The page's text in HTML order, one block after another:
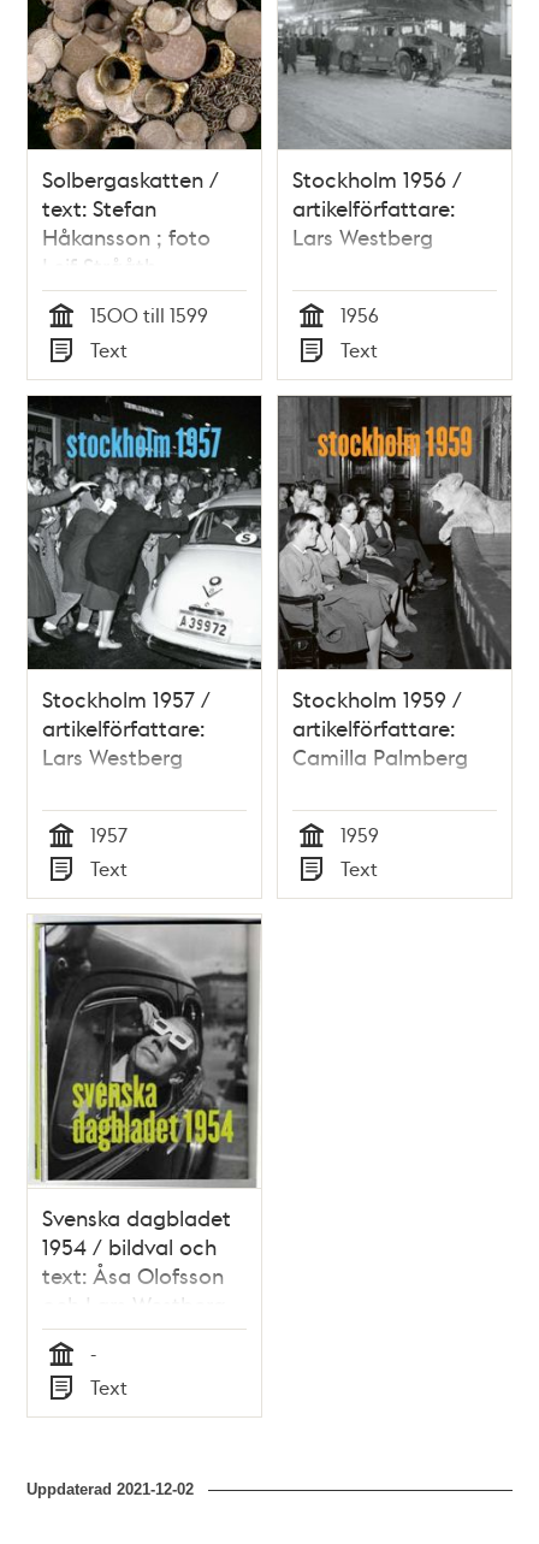
Solbergaskatten /
text: Stefan
Håkansson ; foto
Leif Strååth
Tid
1500 till 1599
Typ
Text
Stockholm 1956 /
artikelförfattare:
Lars Westberg
Tid
1956
Typ
Text
Stockholm 1957 /
artikelförfattare:
Lars Westberg
Tid
1957
Typ
Text
Stockholm 1959 /
artikelförfattare:
Camilla Palmberg
Tid
1959
Typ
Text
Svenska dagbladet
1954 / bildval och
text: Åsa Olofsson
och Lars Westberg
Tid
-
Typ
Text
Uppdaterad2021-12-02